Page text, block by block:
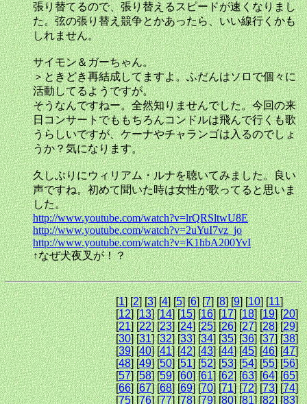
張り替てるので、張り替えるスピードが速くなりまし
た。弦の張り替え競争とかあったら、いい線行くかも
しれません。
サイモン＆ガーちゃん。
＞ときどき再結成してますよ。ふだんはソロで個々に
活動してるようですが。
そうなんですねー。全然知りませんでした。今回の来
日コンサートでももちろんコンドルは飛んで行くも歌
うらしいですが、ケーナやチャランゴは入るのでしょ
うか？気になります。
久しぶりにウィリアム・ルナを聴いてみました。良い
声ですね。初めて聞いた時は女性が歌ってると思いま
した。
http://www.youtube.com/watch?v=lrQRSltwU8E
http://www.youtube.com/watch?v=2uYuI7vz_jo
http://www.youtube.com/watch?v=K1hbA200YvI
↑なぜ犬夜叉が！？
[1] [2] [3] [4] [5] [6] [7] [8] [9] [10] [11]
[12] [13] [14] [15] [16] [17] [18] [19] [20]
[21] [22] [23] [24] [25] [26] [27] [28] [29]
[30] [31] [32] [33] [34] [35] [36] [37] [38]
[39] [40] [41] [42] [43] [44] [45] [46] [47]
[48] [49] [50] [51] [52] [53] [54] [55] [56]
[57] [58] [59] [60] [61] [62] [63] [64] [65]
[66] [67] [68] [69] [70] [71] [72] [73] [74]
[75] [76] [77] [78] [79] [80] [81] [82] [83]